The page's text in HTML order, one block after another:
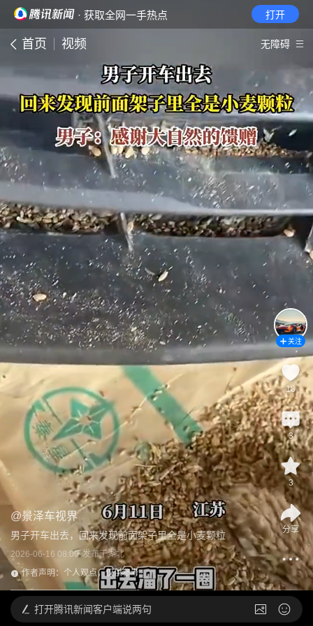
· 获取全网一手热点 打开
首页 视频 无障碍
@景泽车视界
男子开车出去，回来发现前面架子里全是小麦颗粒
2026-06-16 08:00 发布于湖北
作者声明：个人观点，仅供参考
关注
18
3
3
分享
打开腾讯新闻客户端说两句